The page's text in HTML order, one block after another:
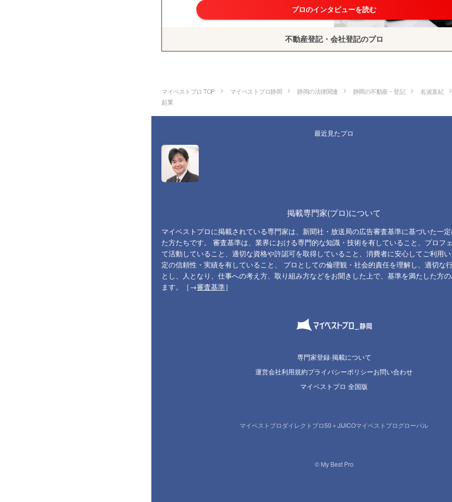
プロのインタビューを読む
不動産登記・会社登記のプロ
マイベストプロ TOP マイベストプロ静岡 静岡の法律関連 静岡の不動産・登記
名波直紀
起業
最近見たプロ
掲載専門家(プロ)について
マイベストプロに掲載されている専門家は、新聞社・放送局の広告審査基準に基づいた一
た方たちです。 審査基準は、業界における専門的な知識・技術を有していること、プロフ
て活動していること、適切な資格や許認可を取得していること、消費者に安心してご利用
定の信頼性・実績を有していること、 プロとしての倫理観・社会的責任を理解し、適切な
とし、人となり、仕事への考え方、取り組み方などをお聞きした上で、基準を満たした方
ます。［→審査基準］
専門家登録·掲載について
運営会社利用規約プライバシーポリシーお問い合わせ
マイベストプロ 全国版
マイベストプロダイレクト プロ50＋JIJICOマイベストプログローバル
© My Best Pro